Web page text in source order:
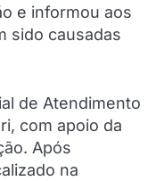
e informou aos
sido causadas
de Atendimento
com apoio da
Após
na